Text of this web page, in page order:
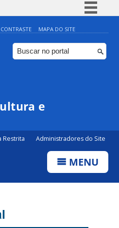
Simplifique!
Comunica BR
Participe
MAPA DO SITE
e
Restrita Administradores do Site
MENU